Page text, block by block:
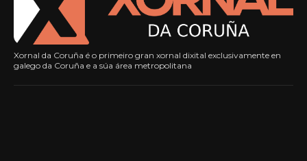
Xornal da Coruña é o primeiro gran xornal dixital exclusivamente en
galego da Coruña e a súa área metropolitana